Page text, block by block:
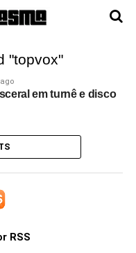
"topvox"
em turnê e disco
RSS